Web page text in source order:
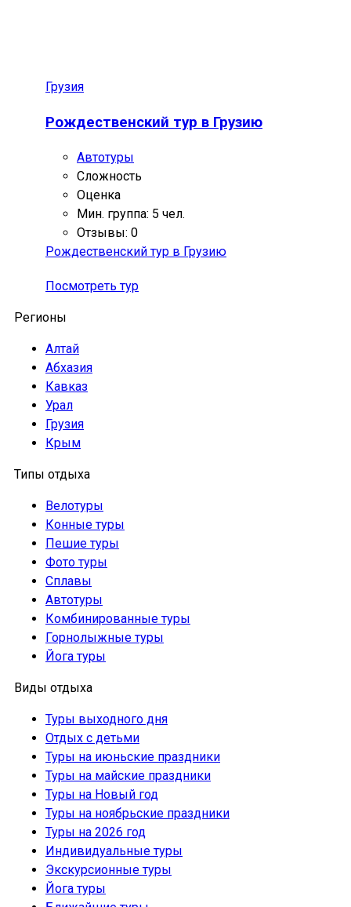
Грузия
Рождественский тур в Грузию
Автотуры
Сложность
Оценка
Мин. группа: 5 чел.
Отзывы: 0
Рождественский тур в Грузию
Посмотреть тур
Регионы
Алтай
Абхазия
Кавказ
Урал
Грузия
Крым
Типы отдыха
Велотуры
Конные туры
Пешие туры
Фото туры
Сплавы
Автотуры
Комбинированные туры
Горнолыжные туры
Йога туры
Виды отдыха
Туры выходного дня
Отдых с детьми
Туры на июньские праздники
Туры на майские праздники
Туры на Новый год
Туры на ноябрьские праздники
Туры на 2026 год
Индивидуальные туры
Экскурсионные туры
Йога туры